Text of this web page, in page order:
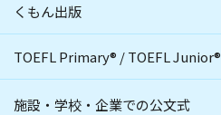
くもん出版
TOEFL Primary® /TOEFL Junior®
施設・学校・企業での公文式